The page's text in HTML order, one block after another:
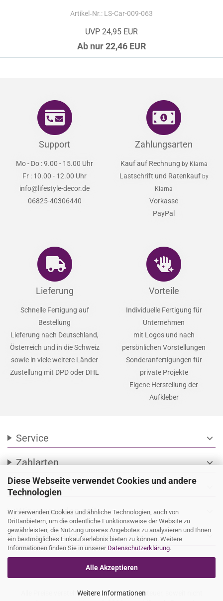
Diese Webseite verwendet Cookies und andere
Technologien
Wir verwenden Cookies und ähnliche Technologien, auch von
Drittanbietern, um die ordentliche Funktionsweise der Website zu
gewährleisten, die Nutzung unseres Angebotes zu analysieren und Ihnen
ein bestmögliches Einkaufserlebnis bieten zu können. Weitere
Informationen finden Sie in unserer Datenschutzerklärung.
Alle Akzeptieren
Weitere Informationen
Artikel‑Nr.: LS-Car-009-063
UVP 24,95 EUR
Ab nur 22,46 EUR
Support
Mo - Do : 9.00 - 15.00 Uhr
Fr : 10.00 - 12.00 Uhr
info@lifestyle-decor.de
06825-40306440
Zahlungsarten
Kauf auf Rechnung by Klarna
Lastschrift und Ratenkauf by
Klarna
Vorkasse
PayPal
Lieferung
Schnelle Fertigung auf
Bestellung
Lieferung nach Deutschland,
Österreich und in die Schweiz
sowie in viele weitere Länder
Zustellung mit DPD oder DHL
Vorteile
Individuelle Fertigung für
Unternehmen
mit Logos und nach
persönlichen Vorstellungen
Sonderanfertigungen für
private Projekte
Eigene Herstellung der
Aufkleber
Service expand_more
Zahlarten expand_more
Social Media
Wir versenden mit
Ihre persönliche Seite expand_more
Alle Preise verstehen sich inkl. Mehrwertsteuer, soweit nicht